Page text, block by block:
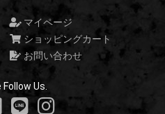
マイページ
ショッピングカート
お問い合わせ
Follow Us.